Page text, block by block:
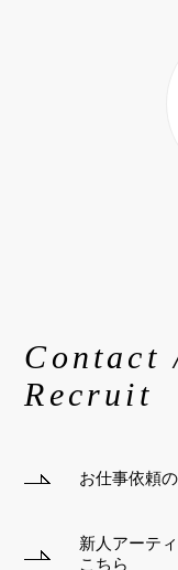
Contact
Recruit
お仕事依頼
新人アーテ
こちら